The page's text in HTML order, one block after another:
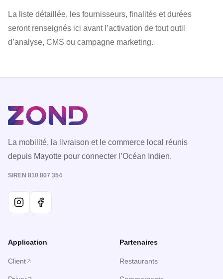
La liste détaillée, les fournisseurs, finalités et durées
seront renseignés ici avant l’activation de tout outil
d’analyse, CMS ou campagne marketing.
La mobilité, la livraison et le commerce local réunis
depuis Mayotte pour connecter l’Océan Indien.
SIREN 810 807 354
Application
Client
Partenaires
Restaurants